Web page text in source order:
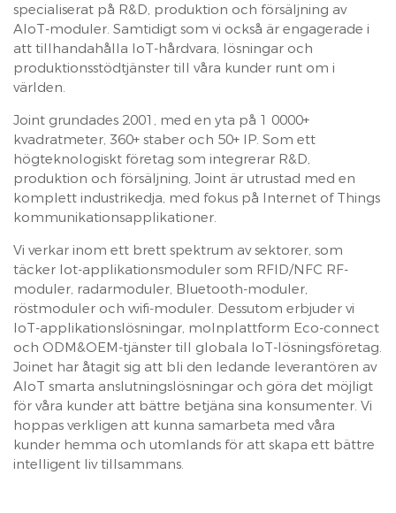
specialiserat på R&D, produktion och försäljning av
AIoT-moduler. Samtidigt som vi också är engagerade i
att tillhandahålla IoT-hårdvara, lösningar och
produktionsstödtjänster till våra kunder runt om i
världen.
Joint grundades 2001, med en yta på 1 0000+
kvadratmeter, 360+ staber och 50+ IP. Som ett
högteknologiskt företag som integrerar R&D,
produktion och försäljning, Joint är utrustad med en
komplett industrikedja, med fokus på Internet of Things
kommunikationsapplikationer.
Vi verkar inom ett brett spektrum av sektorer, som
täcker Iot-applikationsmoduler som RFID/NFC RF-
moduler, radarmoduler, Bluetooth-moduler,
röstmoduler och wifi-moduler. Dessutom erbjuder vi
IoT-applikationslösningar, molnplattform Eco-connect
och ODM&OEM-tjänster till globala IoT-lösningsföretag.
Joinet har åtagit sig att bli den ledande leverantören av
AIoT smarta anslutningslösningar och göra det möjligt
för våra kunder att bättre betjäna sina konsumenter. Vi
hoppas verkligen att kunna samarbeta med våra
kunder hemma och utomlands för att skapa ett bättre
intelligent liv tillsammans.